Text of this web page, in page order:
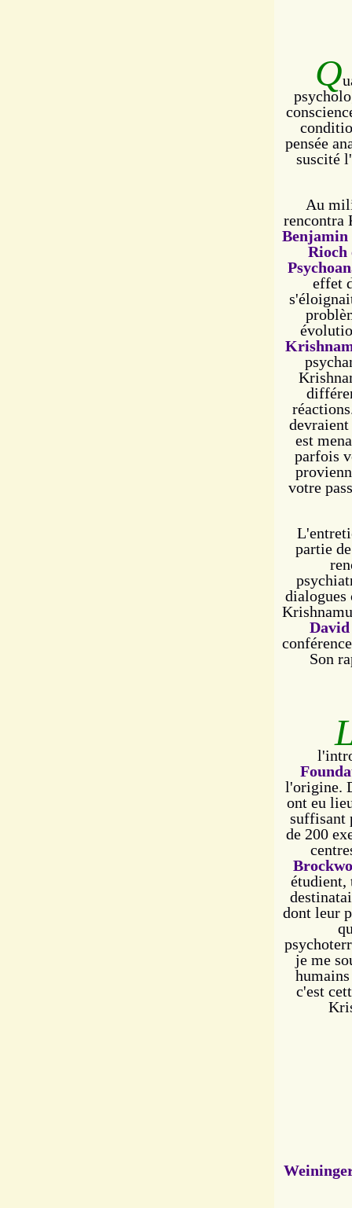
Q
pensée
suscité
Au
rencontra
Rioch
effet
est
parfois
votre
partie
dialogues
Son
l'origine.
ont eu
suffisant
de 200
étudient,
dont leur
je me
c'est